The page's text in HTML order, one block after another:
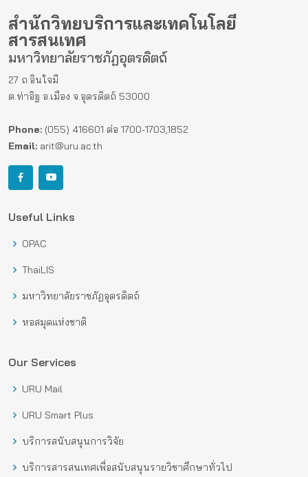
สำนักวิทยบริการและเทคโนโลยี
สารสนเทศ
มหาวิทยาลัยราชภัฏอุตรดิตถ์
27 ถ.อินใจมี
ต.ท่าอิฐ อ.เมือง จ.อุตรดิตถ์ 53000
Phone: (055) 416601 ต่อ 1700-1703,1852
Email: arit@uru.ac.th
Useful Links
OPAC
ThaiLIS
มหาวิทยาลัยราชภัฏอุตรดิตถ์
หอสมุดแห่งชาติ
Our Services
URU Mail
URU Smart Plus
บริการสนับสนุนการวิจัย
บริการสารสนเทศเพื่อสนับสนุนรายวิชาศึกษาทั่วไป